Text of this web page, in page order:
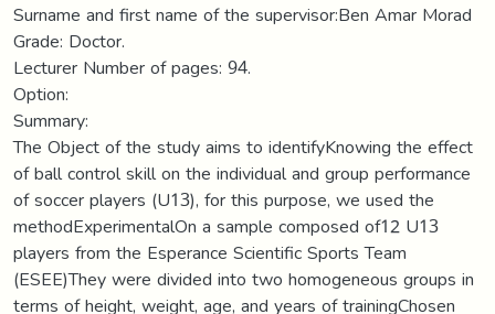
Surname and first name of the supervisor:Ben Amar Morad
Grade: Doctor.
Lecturer Number of pages: 94.
Option:
Summary:
The Object of the study aims to identifyKnowing the effect
of ball control skill on the individual and group performance
of soccer players (U13), for this purpose, we used the
methodExperimentalOn a sample composed of12 U13
players from the Esperance Scientific Sports Team
(ESEE)They were divided into two homogeneous groups in
terms of height, weight, age, and years of trainingChosen